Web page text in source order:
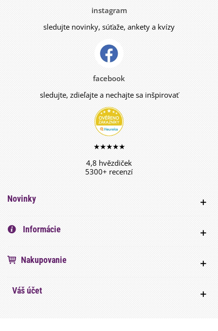
instagram
sledujte novinky, súťaže, ankety a kvízy
facebook
sledujte, zdieľajte a nechajte sa inšpirovať
★★★★★
4,8 hvězdiček
5300+ recenzí
Novinky
Informácie
Nakupovanie
Váš účet